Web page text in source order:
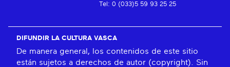
Tel: 0 (033)5 59 93 25 25
DIFUNDIR LA CULTURA VASCA
De manera general, los contenidos de este sitio
están sujetos a derechos de autor (copyright). Sin